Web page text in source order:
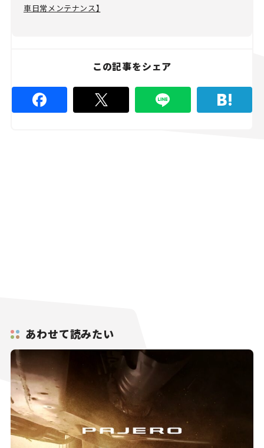
車日常メンテナンス】
この記事をシェア
あわせて読みたい